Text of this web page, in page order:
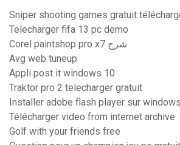
Sniper shooting games gratuit
Telecharger fifa 13 pc demo
Corel paintshop pro x7 شرح
Avg web tuneup
Appli post it windows 10
Traktor pro 2 telecharger gratuit
Installer adobe flash player sur
Télécharger video from internet archive
Golf with your friends free